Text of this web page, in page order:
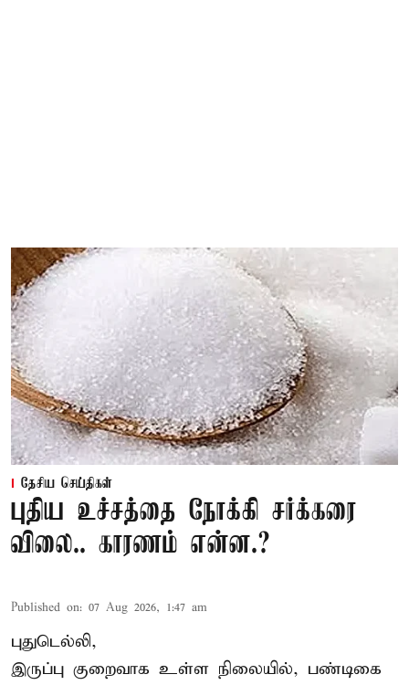
தேசிய செய்திகள்
புதிய உச்சத்தை நோக்கி சர்க்கரை
விலை.. காரணம் என்ன.?
Published on: 07 Aug 2026, 1:47 am
புதுடெல்லி,
இருப்பு குறைவாக உள்ள நிலையில், பண்டிகை